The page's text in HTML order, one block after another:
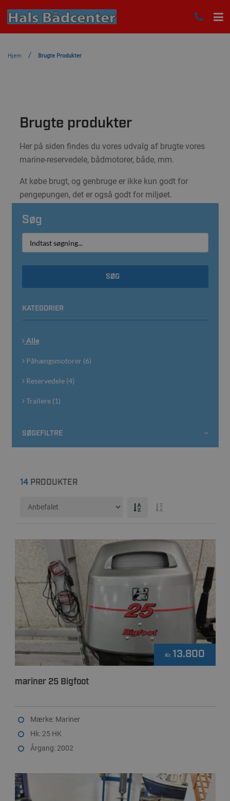
Hjem Brugte Produkter
Brugte produkter
Her på siden findes du vores udvalg af brugte vores
marine-reservedele, bådmotorer, både, mm.
At købe brugt, og genbruge er ikke kun godt for
pengepungen, det er også godt for miljøet.
Søg
SØG
KATEGORIER
Alle
Påhængsmotorer (6)
Reservedele (4)
Trailere (1)
SØGEFILTRE
14PRODUKTER
Kr. 13.800
mariner 25 Bigfoot
Mærke: Mariner
Hk: 25 HK
Årgang: 2002